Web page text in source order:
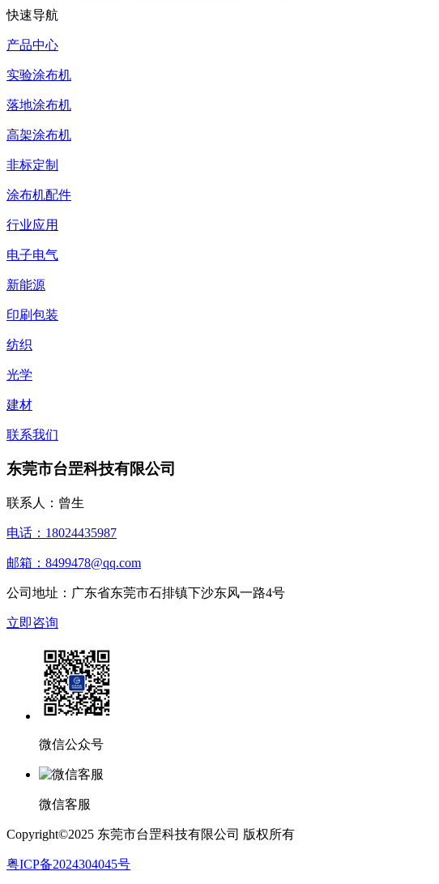
快速导航
产品中心
实验涂布机
落地涂布机
高架涂布机
非标定制
涂布机配件
行业应用
电子电气
新能源
印刷包装
纺织
光学
建材
联系我们
东莞市台罡科技有限公司
联系人：曾生
电话：18024435987
邮箱：8499478@qq.com
公司地址：广东省东莞市石排镇下沙东风一路4号
立即咨询
微信公众号
微信客服
Copyright©2025 东莞市台罡科技有限公司 版权所有
粤ICP备2024304045号